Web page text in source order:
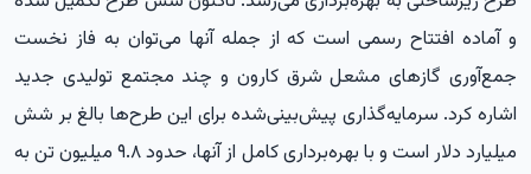
و آماده افتتاح رسمی است که از جمله آنها می‌توان به فاز نخست
جمع‌آوری گازهای مشعل شرق کارون و چند مجتمع تولیدی جدید
اشاره کرد. سرمایه‌گذاری پیش‌بینی‌شده برای این طرح‌ها بالغ بر شش
میلیارد دلار است و با بهره‌برداری کامل از آنها، حدود ۹.۸ میلیون تن به